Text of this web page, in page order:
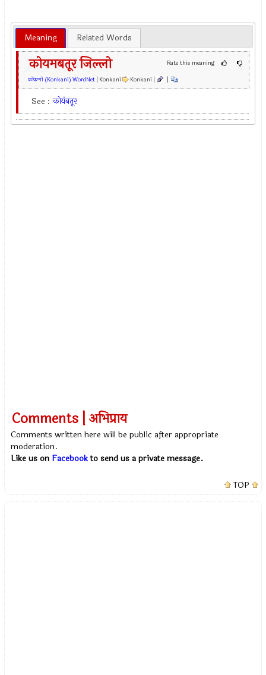
Meaning Related Words
Rate this meaning
कोयमबतूर जिल्लो
कोंकणी (Konkani) WordNet | Konkani Konkani | |
See : कोयंबतूर
Comments | अभिप्राय
Comments written here will be public after appropriate
moderation.
Like us on Facebookto send us a private message.
TOP